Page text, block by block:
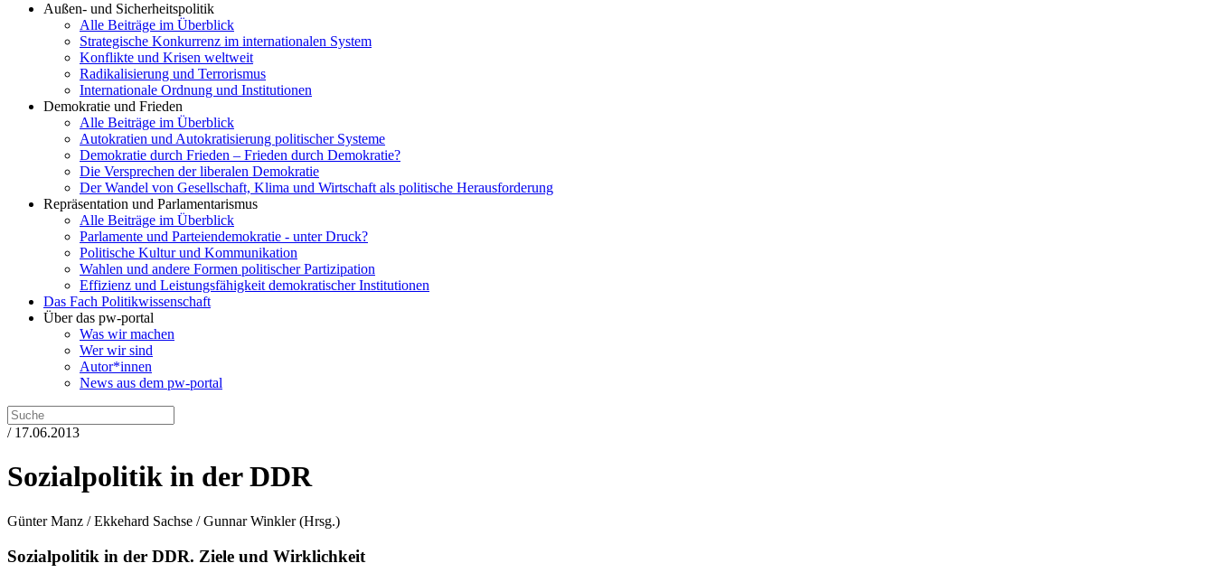
Außen- und Sicherheitspolitik
Alle Beiträge im Überblick
Strategische Konkurrenz im internationalen System
Konflikte und Krisen weltweit
Radikalisierung und Terrorismus
Internationale Ordnung und Institutionen
Demokratie und Frieden
Alle Beiträge im Überblick
Autokratien und Autokratisierung politischer Systeme
Demokratie durch Frieden – Frieden durch Demokratie?
Die Versprechen der liberalen Demokratie
Der Wandel von Gesellschaft, Klima und Wirtschaft als politische Herausforderung
Repräsentation und Parlamentarismus
Alle Beiträge im Überblick
Parlamente und Parteiendemokratie - unter Druck?
Politische Kultur und Kommunikation
Wahlen und andere Formen politischer Partizipation
Effizienz und Leistungsfähigkeit demokratischer Institutionen
Das Fach Politikwissenschaft
Über das pw-portal
Was wir machen
Wer wir sind
Autor*innen
News aus dem pw-portal
/ 17.06.2013
Sozialpolitik in der DDR
Günter Manz / Ekkehard Sachse / Gunnar Winkler(Hrsg.)
Sozialpolitik in der DDR. Ziele und Wirklichkeit